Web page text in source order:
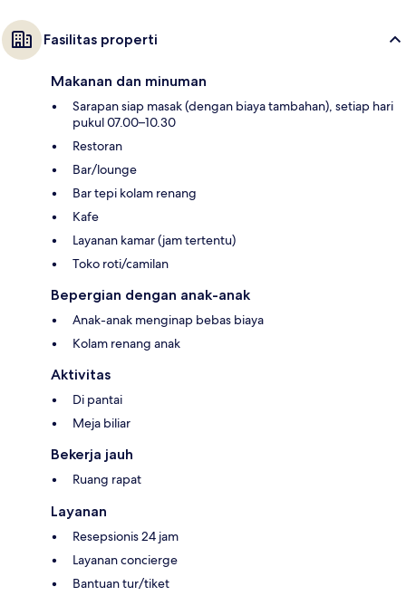
Fasilitas properti
Makanan dan minuman
Sarapan siap masak (dengan biaya tambahan), setiap hari
pukul 07.00–10.30
Restoran
Bar/lounge
Bar tepi kolam renang
Kafe
Layanan kamar (jam tertentu)
Toko roti/camilan
Bepergian dengan anak-anak
Anak-anak menginap bebas biaya
Kolam renang anak
Aktivitas
Di pantai
Meja biliar
Bekerja jauh
Ruang rapat
Layanan
Resepsionis 24 jam
Layanan concierge
Bantuan tur/tiket